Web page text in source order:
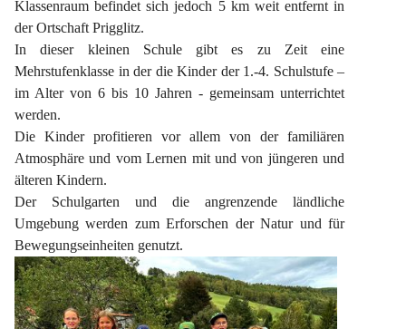
Klassenraum befindet sich jedoch 5 km weit entfernt in
der Ortschaft Prigglitz.
In dieser kleinen Schule gibt es zu Zeit eine
Mehrstufenklasse in der die Kinder der 1.-4. Schulstufe –
im Alter von 6 bis 10 Jahren - gemeinsam unterrichtet
werden.
Die Kinder profitieren vor allem von der familiären
Atmosphäre und vom Lernen mit und von jüngeren und
älteren Kindern.
Der Schulgarten und die angrenzende ländliche
Umgebung werden zum Erforschen der Natur und für
Bewegungseinheiten genutzt.